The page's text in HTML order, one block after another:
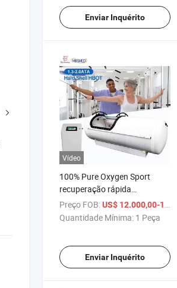
Enviar Inquérito
Vídeo
100% Pure Oxygen Sport
recuperação rápida
Fisioterapia câmara 2.0ATA
Hiperbarica Preço da
Preço FOB:US$ 12.000,00-12.800,00
Quantidade Mínima: 1 Peça
Enviar Inquérito